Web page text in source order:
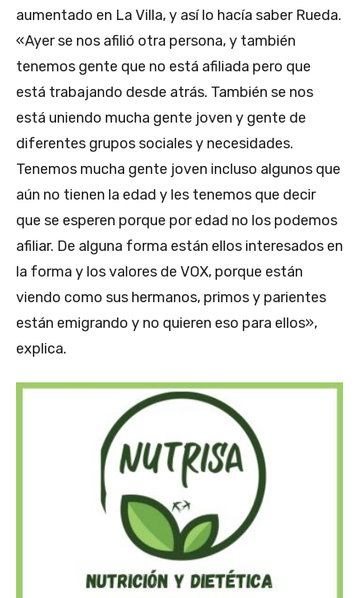
aumentado en La Villa, y así lo hacía saber Rueda.
«Ayer se nos afilió otra persona, y también
tenemos gente que no está afiliada pero que
está trabajando desde atrás. También se nos
está uniendo mucha gente joven y gente de
diferentes grupos sociales y necesidades.
Tenemos mucha gente joven incluso algunos que
aún no tienen la edad y les tenemos que decir
que se esperen porque por edad no los podemos
afiliar. De alguna forma están ellos interesados en
la forma y los valores de VOX, porque están
viendo como sus hermanos, primos y parientes
están emigrando y no quieren eso para ellos»,
explica.